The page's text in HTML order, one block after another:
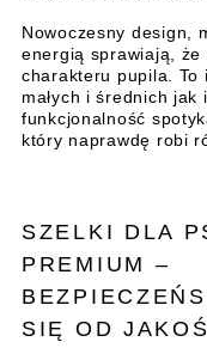
Nowoczesny design,
energią sprawiają,
charakteru pupila. To
małych i średnich
funkcjonalność
który naprawdę robi
SZELKI DLA
PREMIUM –
SIĘ OD